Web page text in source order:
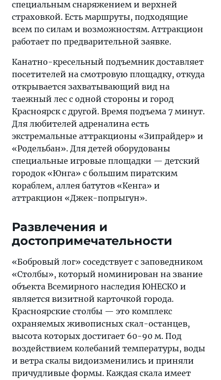
специальным снаряжением и верхней
страховкой. Есть маршруты, подходящие
всем по силам и возможностям. Аттракцион
работает по предварительной заявке.
Канатно-кресельный подъемник доставляет
посетителей на смотровую площадку, откуда
открывается захватывающий вид на
таежный лес с одной стороны и город
Красноярск с другой. Время подъема 7 минут.
Для любителей адреналина есть
экстремальные аттракционы «Зипрайдер» и
«Родельбан». Для детей оборудованы
специальные игровые площадки — детский
городок «Юнга» с большим пиратским
кораблем, аллея батутов «Кенга» и
аттракцион «Джек-попрыгун».
Развлечения и
достопримечательности
«Бобровый лог» соседствует с заповедником
«Столбы», который номинирован на звание
объекта Всемирного наследия ЮНЕСКО и
является визитной карточкой города.
Красноярские столбы — это комплекс
охраняемых живописных скал-останцев,
высота которых достигает 60-90 м. Под
воздействием колебаний температуры, воды
и ветра скалы видоизменились и приняли
причудливые формы. Каждая скала имеет